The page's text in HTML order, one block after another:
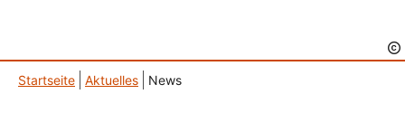
Startseite Aktuelles News